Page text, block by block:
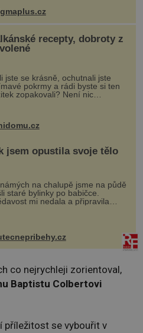
recepty, dobroty z
jste se krásně, ochutnali jste
pokrmy a rádi byste si ten
zopakovali? Není nic
Pljeskavica (10 porcí)
jste ji ochutnali na dovolené v
jsem opustila svoje tělo
na chalupě jsme na půdě
staré bylinky po babičce.
mi nedala a připravila
si z nich lektvar… Zimní pobyt
se pro mě vlastní vinou
v děsivý zážitek, na kt...
co nejrychleji zorientoval,
Baptistu Colbertovi
příležitost se vybouřit v